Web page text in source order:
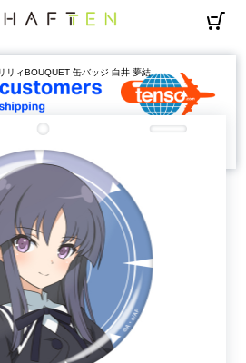
リィBOUQUET 缶バッジ 白井 夢結